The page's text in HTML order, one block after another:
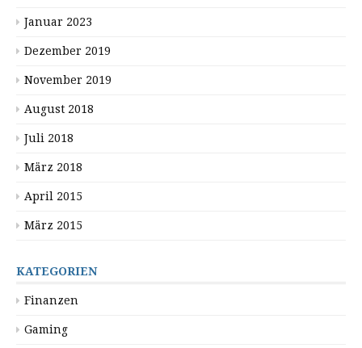
Januar 2023
Dezember 2019
November 2019
August 2018
Juli 2018
März 2018
April 2015
März 2015
KATEGORIEN
Finanzen
Gaming